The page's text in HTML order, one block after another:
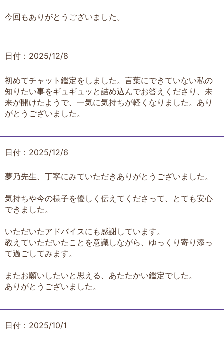
今回もありがとうございました。
日付：2025/12/8
初めてチャット鑑定をしました。言葉にできていない私の
知りたい事をギュギュッと詰め込んでお答えくださり、未
来が開けたようで、一気に気持ちが軽くなりました。あり
がとうございました。
日付：2025/12/6
夢乃先生、丁寧にみていただきありがとうございました。
気持ちや今の様子を優しく伝えてくださって、とても安心
できました。
いただいたアドバイスにも感謝しています。
教えていただいたことを意識しながら、ゆっくり寄り添っ
て過ごしてみます。
またお願いしたいと思える、あたたかい鑑定でした。
ありがとうございました。
日付：2025/10/1